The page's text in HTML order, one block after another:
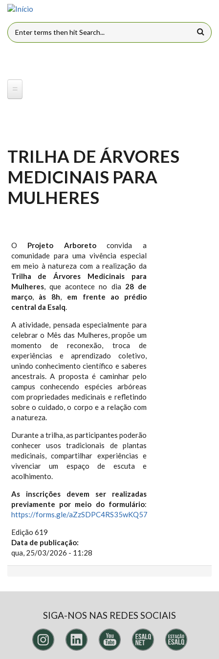
Pular para o conteúdo principal
FORMULÁRIO DE BUSCA
TRILHA DE ÁRVORES
MEDICINAIS PARA
MULHERES
O Projeto Arboretoconvida a
comunidade para uma vivência especial
em meio à natureza com a realização da
Trilha de Árvores Medicinais para
Mulheres, que acontece no dia 28 de
março, às 8h, em frente ao prédio
central da Esalq.
A atividade, pensada especialmente para
celebrar o Mês das Mulheres, propõe um
momento de reconexão, troca de
experiências e aprendizado coletivo,
unindo conhecimento científico e saberes
ancestrais. A proposta é caminhar pelo
campus conhecendo espécies arbóreas
com propriedades medicinais e refletindo
sobre o cuidado, o corpo e a relação com
a natureza.
Durante a trilha, as participantes poderão
conhecer usos tradicionais de plantas
medicinais, compartilhar experiências e
vivenciar um espaço de escuta e
acolhimento.
As inscrições devem ser realizadas
previamente por meio do formulário:
https://forms.gle/aZzSDPC4RS35wKQ57
Edição 619
Data de publicação:
qua, 25/03/2026 - 11:28
SIGA-NOS NAS REDES SOCIAIS